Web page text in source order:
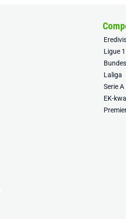
Ligue 1
Laliga
Serie A
EK-